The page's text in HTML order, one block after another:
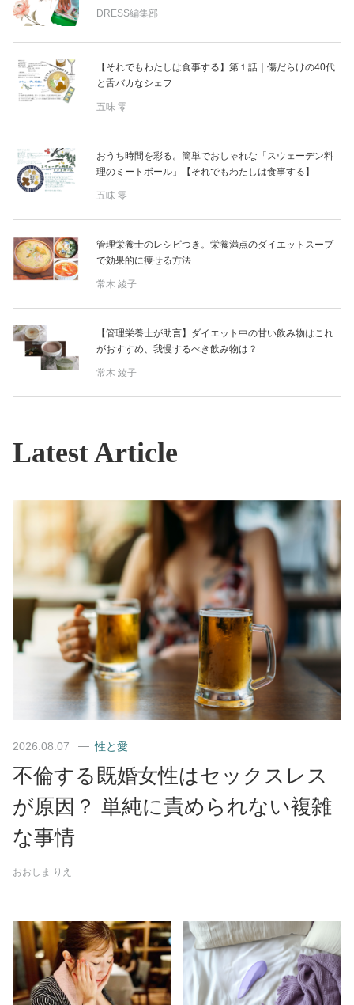
DRESS編集部
【それでもわたしは食事する】第１話｜傷だらけの40代
と舌バカなシェフ
五味 零
おうち時間を彩る。簡単でおしゃれな「スウェーデン料
理のミートボール」【それでもわたしは食事する】
五味 零
管理栄養士のレシピつき。栄養満点のダイエットスープ
で効果的に痩せる方法
常木 綾子
【管理栄養士が助言】ダイエット中の甘い飲み物はこれ
がおすすめ、我慢するべき飲み物は？
常木 綾子
Latest Article
2026.08.07 性と愛
不倫する既婚女性はセックスレス
が原因？ 単純に責められない複雑
な事情
おおしま りえ